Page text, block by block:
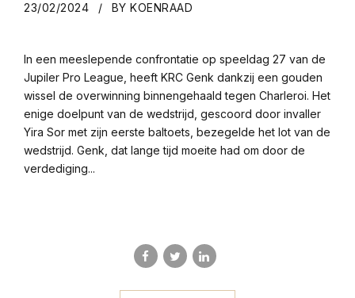
23/02/2024 BY KOENRAAD
In een meeslepende confrontatie op speeldag 27 van de
Jupiler Pro League, heeft KRC Genk dankzij een gouden
wissel de overwinning binnengehaald tegen Charleroi. Het
enige doelpunt van de wedstrijd, gescoord door invaller
Yira Sor met zijn eerste baltoets, bezegelde het lot van de
wedstrijd. Genk, dat lange tijd moeite had om door de
verdediging...